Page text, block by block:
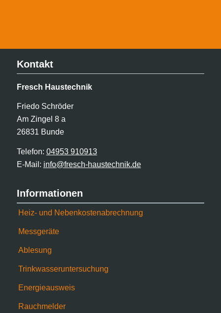
Kontakt
Fresch Haustechnik
Friedo Schröder
Am Zingel 8 a
26831 Bunde
Telefon: 04953 910913
E-Mail: info@fresch-haustechnik.de
Informationen
Heiz- und Nebenkostenabrechnung
Messgeräte
Ablesung
Trinkwasseruntersuchung
Energieausweis
Rauchmelder